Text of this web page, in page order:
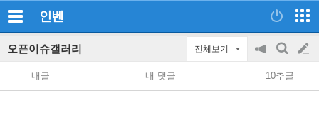
인벤
오픈이슈갤러리 전체보기
공
지
on/off
검
색
글
쓰
내글 내 댓글 10추글